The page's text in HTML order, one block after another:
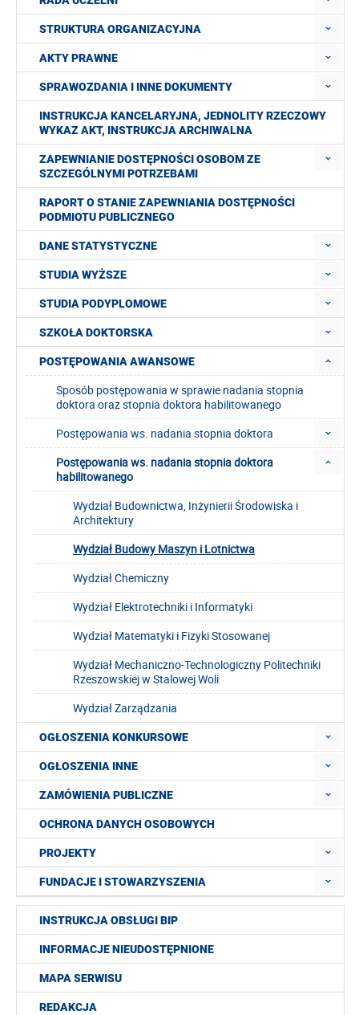
STRUKTURA ORGANIZACYJNA
AKTY PRAWNE
SPRAWOZDANIA I INNE DOKUMENTY
INSTRUKCJA KANCELARYJNA, JEDNOLITY RZECZOWY
WYKAZ AKT, INSTRUKCJA ARCHIWALNA
ZAPEWNIANIE DOSTĘPNOŚCI OSOBOM ZE
SZCZEGÓLNYMI POTRZEBAMI
RAPORT O STANIE ZAPEWNIANIA DOSTĘPNOŚCI
PODMIOTU PUBLICZNEGO
DANE STATYSTYCZNE
STUDIA WYŻSZE
STUDIA PODYPLOMOWE
SZKOŁA DOKTORSKA
POSTĘPOWANIA AWANSOWE
Sposób postępowania w sprawie nadania stopnia
doktora oraz stopnia doktora habilitowanego
Postępowania ws. nadania stopnia doktora
Postępowania ws. nadania stopnia doktora
habilitowanego
Wydział Budownictwa, Inżynierii Środowiska i
Architektury
Wydział Budowy Maszyn i Lotnictwa
Wydział Chemiczny
Wydział Elektrotechniki i Informatyki
Wydział Matematyki i Fizyki Stosowanej
Wydział Mechaniczno-Technologiczny Politechniki
Rzeszowskiej w Stalowej Woli
Wydział Zarządzania
OGŁOSZENIA KONKURSOWE
OGŁOSZENIA INNE
ZAMÓWIENIA PUBLICZNE
OCHRONA DANYCH OSOBOWYCH
PROJEKTY
FUNDACJE I STOWARZYSZENIA
INSTRUKCJA OBSŁUGI BIP
INFORMACJE NIEUDOSTĘPNIONE
MAPA SERWISU
REDAKCJA